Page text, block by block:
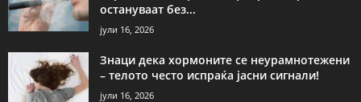
остануваат без...
јули 16, 2026
Знаци дека хормоните се неурамнотежени
– телото често испраќа јасни сигнали!
јули 16, 2026